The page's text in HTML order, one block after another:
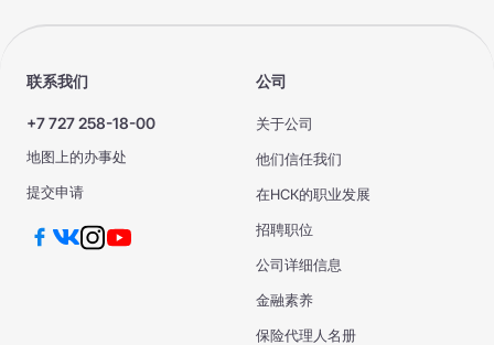
联系我们
+7 727 258-18-00
地图上的办事处
提交申请
公司
关于公司
他们信任我们
在НСК的职业发展
招聘职位
公司详细信息
金融素养
保险代理人名册